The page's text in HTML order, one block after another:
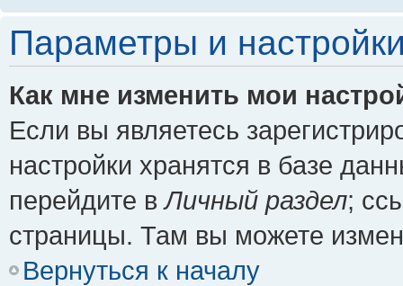
Параметры и
Как мне изменить мои
Если вы являетесь
настройки хранятся в базе
перейдите вЛичный раздел;
страницы. Там вы можете
Вернуться к началу